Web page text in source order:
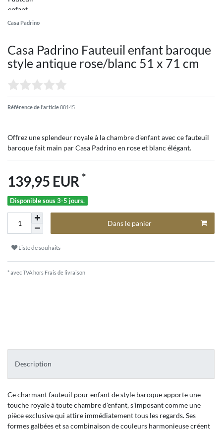
Casa Padrino
Casa Padrino Fauteuil enfant baroque
style antique rose/blanc 51 x 71 cm
Référence de l’article88145
Offrez une splendeur royale à la chambre d'enfant avec ce fauteuil
baroque fait main par Casa Padrino en rose et blanc élégant.
139,95 EUR *
Disponible sous 3-5 jours.
Dans le panier
Liste de souhaits
* avec TVA hors Frais de livraison
Description
Ce charmant fauteuil pour enfant de style baroque apporte une
touche royale à toute chambre d'enfant, s'imposant comme une
pièce exclusive qui attire immédiatement tous les regards. Ses
formes galbées et sa combinaison de couleurs harmonieuse créent